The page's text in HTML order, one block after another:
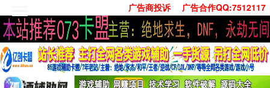
广告商投诉 广告合作QQ:7512117
首页
技术学习
安卓绿化